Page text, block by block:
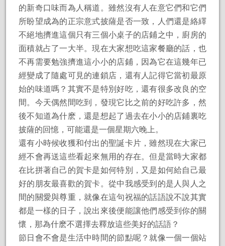
的新奇口味而為人稱道。雖然沒有人在意它們和它們
所盼望成為的正宗意式披薩是否一致，人們還是絡繹
不絕地擠進這個只有三個小桌子的店鋪之中，廚房的
面積就占了一大半。現在大家想吃這家餐廳的話，也
不再需要勉強擠進這小小的店鋪，因為它在這幾年已
經變成了隨處可見的連鎖店，還有人記得它當初最原
始的味道嗎？其實不是特別好吃，還有很多改良的空
間。今天偶然間吃到，發現它比之前的好吃許多，然
後不知道為什麽，還是想起了過去在小小的店鋪裏吃
披薩的回憶，可能還是一個星期六晚上。
還有小時候收獲和付出的聖誕卡片，雖然現在大家已
經不會再送這些看起來無用的存在。但是當時大家都
在比拼著自己的賀卡是如何特別，又是如何給自己最
好的朋友最喜歡的賀卡。從中我感受到的是人與人之
間的關愛與尊重，就像在這句祝福的話語說不說其實
都是一樣的日子，說出來後便能讓他們感受到你的關
懷，那為什麽不選擇去釋放這些美好的話語？
節日會不會是生活中時間的節點呢？就像一個一個站